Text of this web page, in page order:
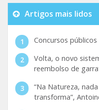
Artigos mais lidos
Concursos
Volta, o novo
reembolso de
“Na Natureza,
transforma”,